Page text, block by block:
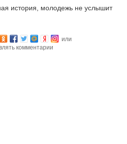
история, молодежь не услышит
или
комментарии